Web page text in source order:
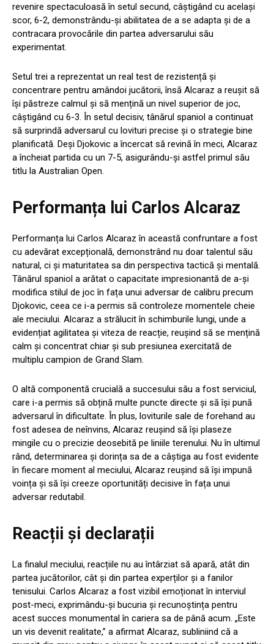
revenire spectaculoasă în setul secund, câștigând cu același
scor, 6-2, demonstrându-și abilitatea de a se adapta și de a
contracara provocările din partea adversarului său
experimentat.
Setul trei a reprezentat un real test de rezistență și
concentrare pentru amândoi jucătorii, însă Alcaraz a reușit să
își păstreze calmul și să mențină un nivel superior de joc,
câștigând cu 6-3. În setul decisiv, tânărul spaniol a continuat
să surprindă adversarul cu lovituri precise și o strategie bine
planificată. Deși Djokovic a încercat să revină în meci, Alcaraz
a încheiat partida cu un 7-5, asigurându-și astfel primul său
titlu la Australian Open.
Performanța lui Carlos Alcaraz
Performanța lui Carlos Alcaraz în această confruntare a fost
cu adevărat excepțională, demonstrând nu doar talentul său
natural, ci și maturitatea sa din perspectiva tactică și mentală.
Tânărul spaniol a arătat o capacitate impresionantă de a-și
modifica stilul de joc în fața unui adversar de calibru precum
Djokovic, ceea ce i-a permis să controleze momentele cheie
ale meciului. Alcaraz a strălucit în schimburile lungi, unde a
evidențiat agilitatea și viteza de reacție, reușind să se mențină
calm și concentrat chiar și sub presiunea exercitată de
multiplu campion de Grand Slam.
O altă componentă crucială a succesului său a fost serviciul,
care i-a permis să obțină multe puncte directe și să își pună
adversarul în dificultate. În plus, loviturile sale de forehand au
fost adesea de neînvins, Alcaraz reușind să își plaseze
mingile cu o precizie deosebită pe liniile terenului. Nu în ultimul
rând, determinarea și dorința sa de a câștiga au fost evidente
în fiecare moment al meciului, Alcaraz reușind să își impună
voința și să își creeze oportunități decisive în fața unui
adversar redutabil.
Reacții și declarații
La finalul meciului, reacțiile nu au întârziat să apară, atât din
partea jucătorilor, cât și din partea experților și a fanilor
tenisului. Carlos Alcaraz a fost vizibil emoționat în interviul
post-meci, exprimându-și bucuria și recunoștința pentru
acest succes monumental în cariera sa de până acum. „Este
un vis devenit realitate,” a afirmat Alcaraz, subliniind că a